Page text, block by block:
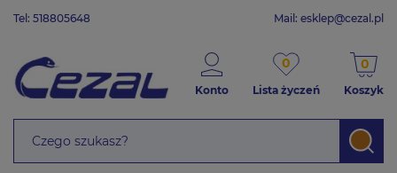
Tel: 518805648 Mail: esklep@cezal.pl
Konto
0
Lista życzeń
0
Koszyk